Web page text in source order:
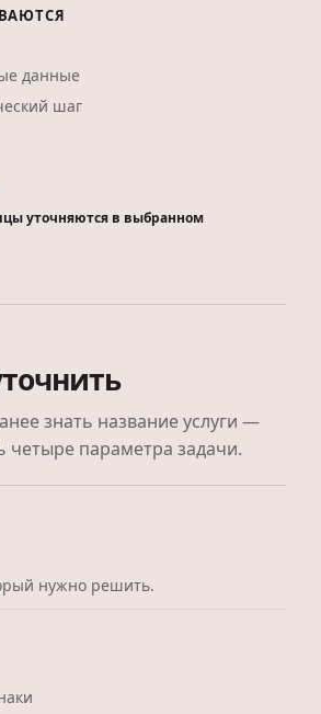
данные
шаг
уточняются в выбранном
знать название услуги —
четыре параметра задачи.
нужно решить.